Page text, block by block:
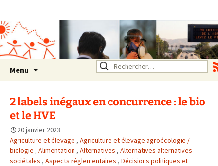
Rhône Alpes
Un environnement sain pour
la santé de tous
Menu Rechercher :
2 labels inégaux en concurrence : le bio
et le HVE
20 janvier 2023
Agriculture et élevage , Agriculture et élevage agroécologie /
biologie , Alimentation , Alternatives , Alternatives alternatives
sociétales , Aspects réglementaires , Décisions politiques et